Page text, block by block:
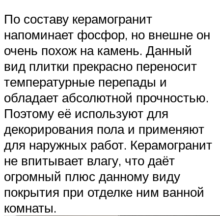
По составу керамогранит
напоминает фосфор, но внешне он
очень похож на камень. Данный
вид плитки прекрасно переносит
температурные перепады и
обладает абсолютной прочностью.
Поэтому её используют для
декорирования пола и применяют
для наружных работ. Керамогранит
не впитывает влагу, что даёт
огромный плюс данному виду
покрытия при отделке ним ванной
комнаты.